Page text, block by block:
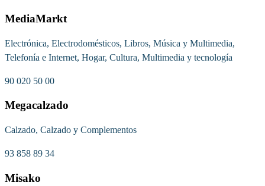
MediaMarkt
Electrónica, Electrodomésticos, Libros, Música y Multimedia,
Telefonía e Internet, Hogar, Cultura, Multimedia y tecnología
90 020 50 00
Megacalzado
Calzado, Calzado y Complementos
93 858 89 34
Misako